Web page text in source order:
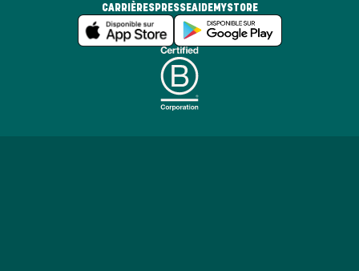
CARRIÈRESPRESSEAIDEMYSTORE